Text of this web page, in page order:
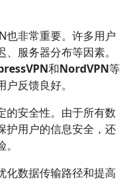
也非常重要。许多用户
服务器分布等因素。
和NordVPN等
反馈良好。
的安全性。由于所有数
护用户的信息安全，还
化数据传输路径和提高